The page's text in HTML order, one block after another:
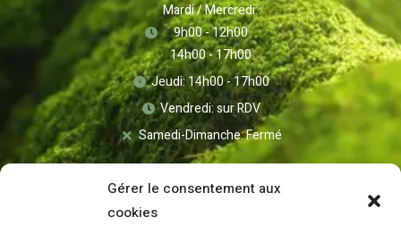
Gérer le consentement aux
cookies
Mardi / Mercredi:
9h00 - 12h00
14h00 - 17h00
Jeudi: 14h00 - 17h00
Vendredi: sur RDV
Samedi-Dimanche: Fermé